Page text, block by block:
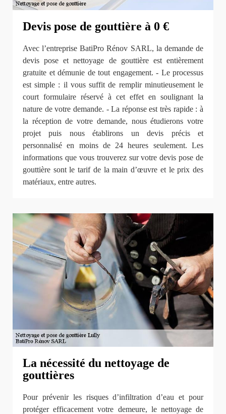
Devis pose de gouttière à 0 €
Avec l’entreprise BatiPro Rénov SARL, la demande de
devis pose et nettoyage de gouttière est entièrement
gratuite et démunie de tout engagement. - Le processus
est simple : il vous suffit de remplir minutieusement le
court formulaire réservé à cet effet en soulignant la
nature de votre demande. - La réponse est très rapide : à
la réception de votre demande, nous étudierons votre
projet puis nous établirons un devis précis et
personnalisé en moins de 24 heures seulement. Les
informations que vous trouverez sur votre devis pose de
gouttière sont le tarif de la main d’œuvre et le prix des
matériaux, entre autres.
La nécessité du nettoyage de
gouttières
Pour prévenir les risques d’infiltration d’eau et pour
protéger efficacement votre demeure, le nettoyage de